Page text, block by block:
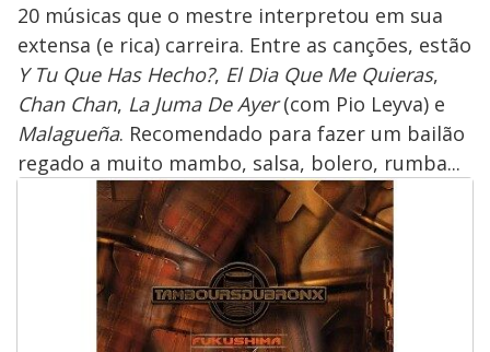
20 músicas que o mestre interpretou em sua
extensa (e rica) carreira. Entre as canções, estão
Y Tu Que Has Hecho?, El Dia Que Me Quieras,
Chan Chan, La Juma De Ayer(com Pio Leyva) e
Malagueña. Recomendado para fazer um bailão
regado a muito mambo, salsa, bolero, rumba...